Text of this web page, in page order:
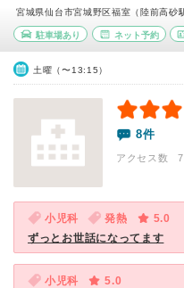
宮城県仙台市宮城野区福室（陸前高砂
駐車場あり ネット予約
土曜（〜13:15）
8件
アクセス数 7
小児科 発熱
5.0
ずっとお世話になってます
小児科
5.0